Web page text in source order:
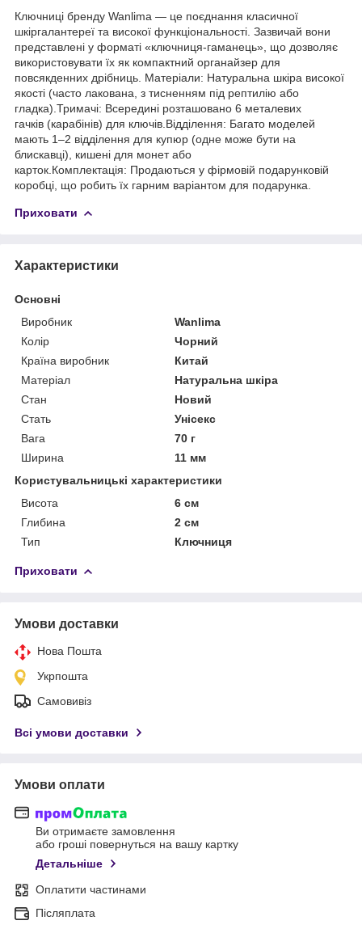
Ключниці бренду Wanlima — це поєднання класичної
шкіргалантереї та високої функціональності. Зазвичай вони
представлені у форматі «ключниця-гаманець», що дозволяє
використовувати їх як компактний органайзер для
повсякденних дрібниць. Матеріали: Натуральна шкіра високої
якості (часто лакована, з тисненням під рептилію або
гладка).Тримачі: Всередині розташовано 6 металевих
гачків (карабінів) для ключів.Відділення: Багато моделей
мають 1–2 відділення для купюр (одне може бути на
блискавці), кишені для монет або
карток.Комплектація: Продаються у фірмовій подарунковій
коробці, що робить їх гарним варіантом для подарунка.
Приховати
Характеристики
Основні
Виробник
Wanlima
Колір
Чорний
Країна виробник
Китай
Матеріал
Натуральна шкіра
Стан
Новий
Стать
Унісекс
Вага
70 г
Ширина
11 мм
Користувальницькі характеристики
Висота
6 см
Глибина
2 см
Тип
Ключниця
Приховати
Умови доставки
Нова Пошта
Укрпошта
Самовивіз
Всі умови доставки
Умови оплати
Ви отримаєте замовлення
або гроші повернуться на вашу картку
Детальніше
Оплатити частинами
Післяплата